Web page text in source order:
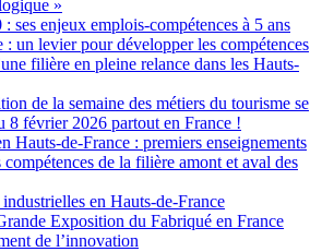
»
ses enjeux emplois-compétences à 5 ans
un levier pour développer les compétences
filière en pleine relance dans les Hauts-
de la semaine des métiers du tourisme se
8 février 2026 partout en France !
Hauts-de-France : premiers enseignements
compétences de la filière amont et aval des
en Hauts-de-France
Exposition du Fabriqué en France
de l’innovation